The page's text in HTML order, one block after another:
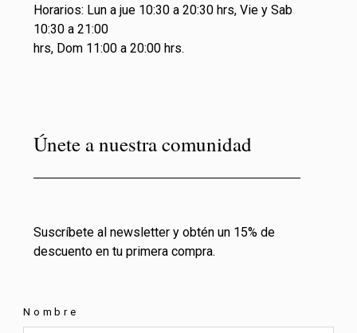
Horarios: Lun a jue 10:30 a 20:30 hrs, Vie y Sab
10:30 a 21:00
hrs, Dom 11:00 a 20:00 hrs.
Únete a nuestra comunidad
Suscríbete al newsletter y obtén un 15% de
descuento en tu primera compra.
Nombre